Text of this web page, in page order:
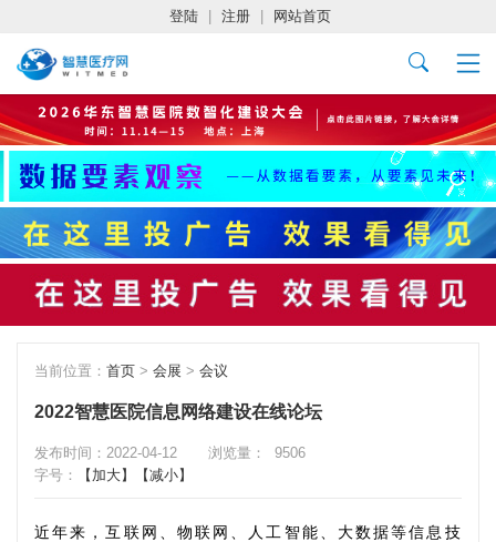
登陆 注册 网站首页
当前位置： 首页 > 会展 > 会议
2022智慧医院信息网络建设在线论坛
发布时间：2022-04-12 浏览量：
9506
字号：
【加大】 【减小】
近年来，互联网、物联网、人工智能、大数据等信息技